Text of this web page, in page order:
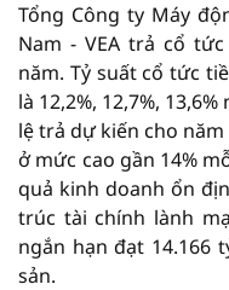
Tổng Công ty Máy
Nam - VEA trả cổ
năm. Tỷ suất cổ tức
là 12,2%, 12,7%,
lệ trả dự kiến cho năm
ở mức cao gần 14%
quả kinh doanh ổn
trúc tài chính lành
ngắn hạn đạt 14.166
sản.